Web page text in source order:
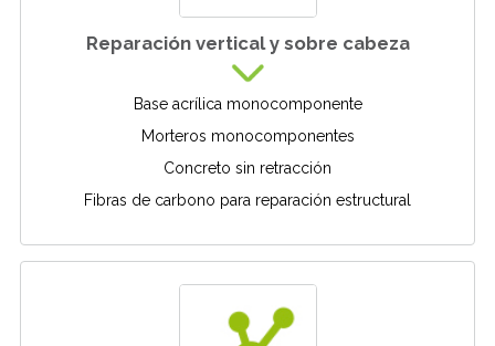
Reparación vertical y sobre cabeza
Base acrílica monocomponente
Morteros monocomponentes
Concreto sin retracción
Fibras de carbono para reparación estructural